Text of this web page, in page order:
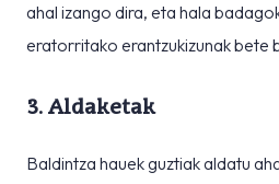
ahal izango dira, eta hala
eratorritako erantzukizunak bete
3. Aldaketak
Baldintza hauek guztiak aldatu